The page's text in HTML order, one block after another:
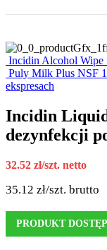
Incidin Alcohol Wipe
Puly Milk Plus NSF
ekspresach
Incidin
dezynfekcji
32.52 zł/szt. netto
35.12 zł/szt. brutto
PRODUKT